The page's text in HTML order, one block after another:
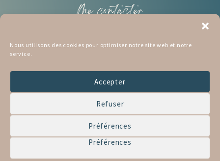
Nous utilisons des cookies pour optimiser notre site web et notre
service.
Accepter
Refuser
Préférences
Préférences
Me contacter
Mon BLOG
mon Podcast